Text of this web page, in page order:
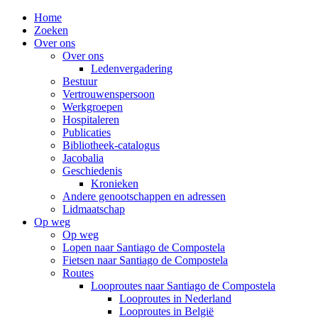
Home
Zoeken
Over ons
Over ons
Ledenvergadering
Bestuur
Vertrouwenspersoon
Werkgroepen
Hospitaleren
Publicaties
Bibliotheek-catalogus
Jacobalia
Geschiedenis
Kronieken
Andere genootschappen en adressen
Lidmaatschap
Op weg
Op weg
Lopen naar Santiago de Compostela
Fietsen naar Santiago de Compostela
Routes
Looproutes naar Santiago de Compostela
Looproutes in Nederland
Looproutes in België